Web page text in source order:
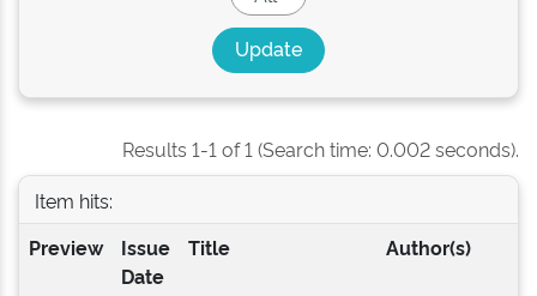
Results 1-1 of 1 (Search time: 0.002 seconds).
Item hits:
Preview
Issue
Date
Title Author(s)